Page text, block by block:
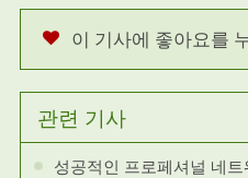
이 기사에 좋아요를
관련 기사
성공적인 프로페셔널 네트